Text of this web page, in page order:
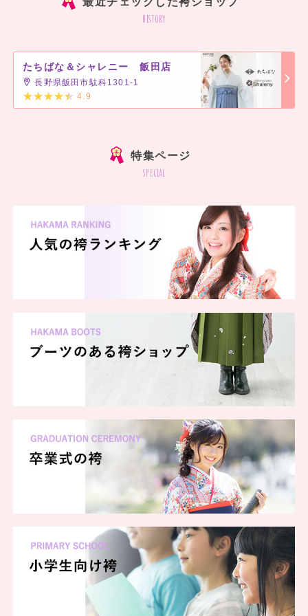
history
たちばな＆シャレニー 飯田店
長野県飯田市駄科1301-1
4.9
特集ページ
special